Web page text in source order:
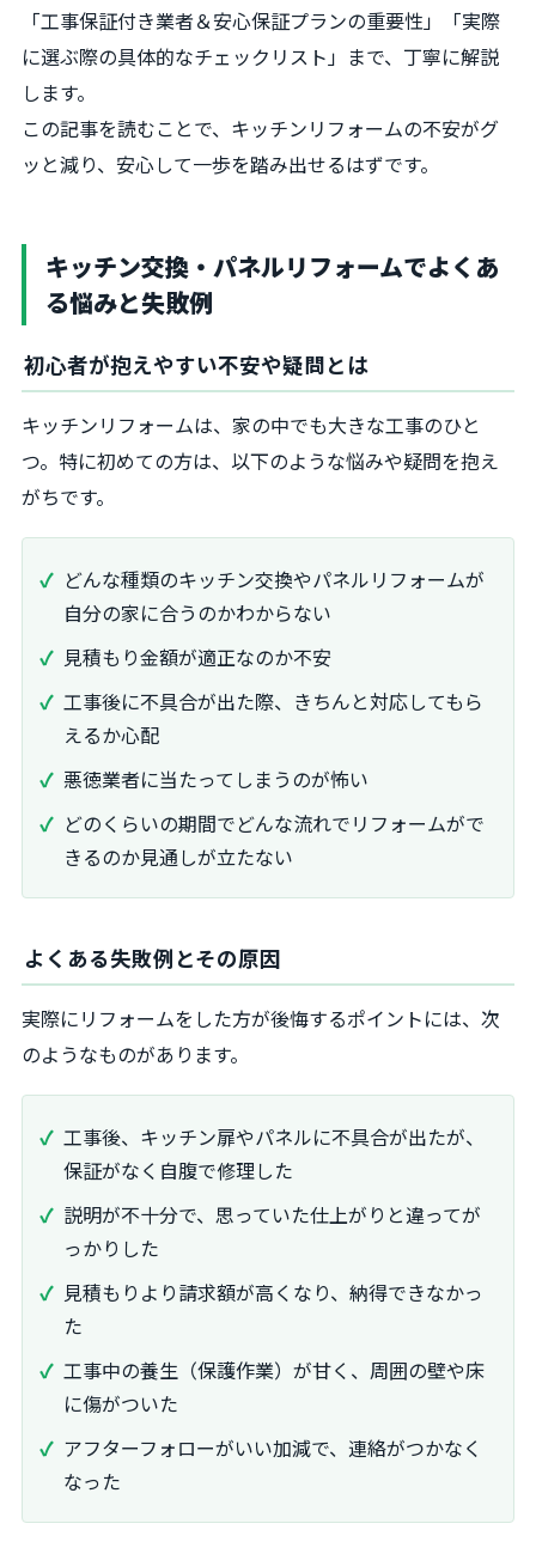
「工事保証付き業者＆安心保証プランの重要性」「実際
に選ぶ際の具体的なチェックリスト」まで、丁寧に解説
します。
この記事を読むことで、キッチンリフォームの不安がグ
ッと減り、安心して一歩を踏み出せるはずです。
キッチン交換・パネルリフォームでよくあ
る悩みと失敗例
初心者が抱えやすい不安や疑問とは
キッチンリフォームは、家の中でも大きな工事のひと
つ。特に初めての方は、以下のような悩みや疑問を抱え
がちです。
どんな種類のキッチン交換やパネルリフォームが
自分の家に合うのかわからない
見積もり金額が適正なのか不安
工事後に不具合が出た際、きちんと対応してもら
えるか心配
悪徳業者に当たってしまうのが怖い
どのくらいの期間でどんな流れでリフォームがで
きるのか見通しが立たない
よくある失敗例とその原因
実際にリフォームをした方が後悔するポイントには、次
のようなものがあります。
工事後、キッチン扉やパネルに不具合が出たが、
保証がなく自腹で修理した
説明が不十分で、思っていた仕上がりと違ってが
っかりした
見積もりより請求額が高くなり、納得できなかっ
た
工事中の養生（保護作業）が甘く、周囲の壁や床
に傷がついた
アフターフォローがいい加減で、連絡がつかなく
なった